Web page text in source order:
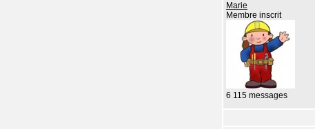
Marie
Membre inscrit
6 115 messages